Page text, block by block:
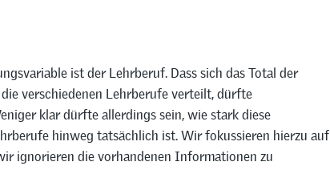
ist der Lehrberuf. Dass sich das Total der
verschiedenen Lehrberufe verteilt, dürfte
klar dürfte allerdings sein, wie stark diese
hinweg tatsächlich ist. Wir fokussieren hierzu auf
ignorieren die vorhandenen Informationen zu